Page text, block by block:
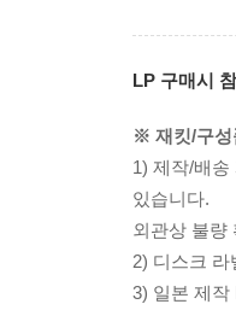
LP 구매시
※ 재킷/구성
1) 제작/배
있습니다.
외관상 불량
2) 디스크
3) 일본 제작